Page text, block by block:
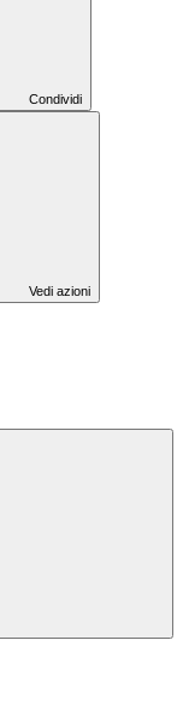
Condividi
Vedi azioni